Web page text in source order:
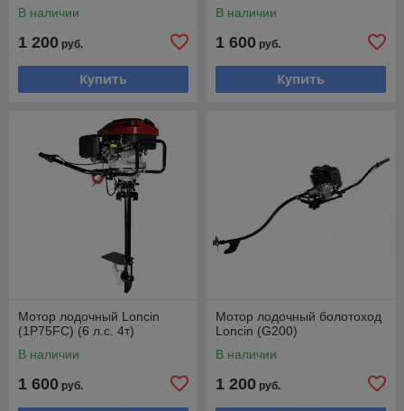
В наличии
1 200 руб.
Купить
В наличии
1 600 руб.
Купить
Мотор лодочный Loncin
(1P75FC) (6 л.с. 4т)
В наличии
1 600 руб.
Мотор лодочный болотоход
Loncin (G200)
В наличии
1 200 руб.